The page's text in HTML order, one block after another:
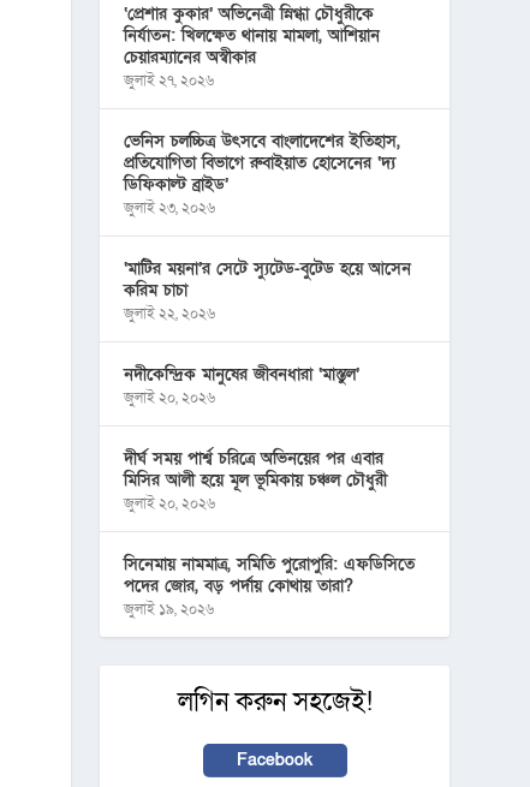
‘প্রেশার কুকার’ অভিনেত্রী স্নিগ্ধা চৌধুরীকে
নির্যাতন: খিলক্ষেত থানায় মামলা, আশিয়ান
চেয়ারম্যানের অস্বীকার
জুলাই ২৭, ২০২৬
ভেনিস চলচ্চিত্র উৎসবে বাংলাদেশের ইতিহাস,
প্রতিযোগিতা বিভাগে রুবাইয়াত হোসেনের ‘দ্য
ডিফিকাল্ট ব্রাইড’
জুলাই ২৩, ২০২৬
‘মাটির ময়না’র সেটে স্যুটেড-বুটেড হয়ে আসেন
করিম চাচা
জুলাই ২২, ২০২৬
নদীকেন্দ্রিক মানুষের জীবনধারা ‘মাস্তুল’
জুলাই ২০, ২০২৬
দীর্ঘ সময় পার্শ্ব চরিত্রে অভিনয়ের পর এবার
মিসির আলী হয়ে মূল ভূমিকায় চঞ্চল চৌধুরী
জুলাই ২০, ২০২৬
সিনেমায় নামমাত্র, সমিতি পুরোপুরি: এফডিসিতে
পদের জোর, বড় পর্দায় কোথায় তারা?
জুলাই ১৯, ২০২৬
লগিন করুন সহজেই!
Facebook